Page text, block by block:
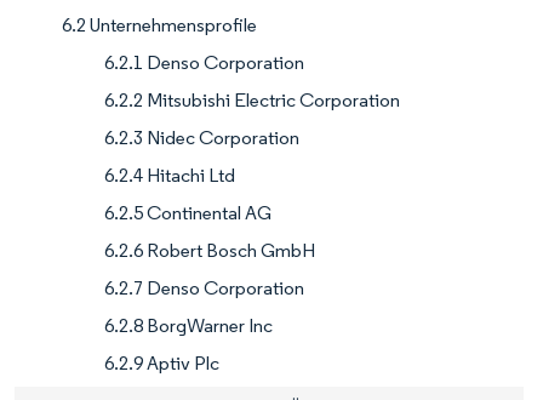
6.2 Unternehmensprofile
6.2.1 Denso Corporation
6.2.2 Mitsubishi Electric Corporation
6.2.3 Nidec Corporation
6.2.4 Hitachi Ltd
6.2.5 Continental AG
6.2.6 Robert Bosch GmbH
6.2.7 Denso Corporation
6.2.8 BorgWarner Inc
6.2.9 Aptiv Plc